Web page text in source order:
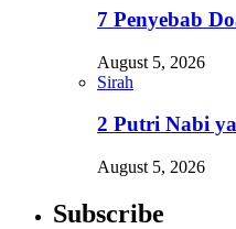
7 Penyebab
August 5, 2026
Sirah
2 Putri Nabi
August 5, 2026
Subscribe